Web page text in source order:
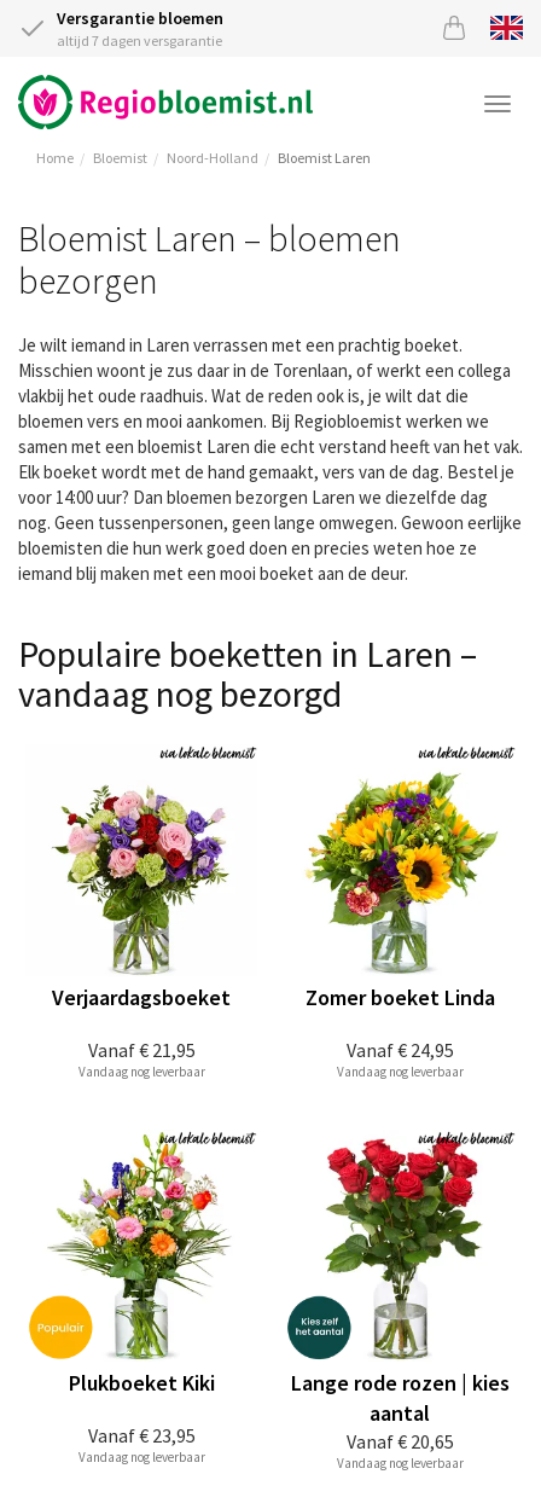
Versgarantie bloemen
altijd 7 dagen versgarantie
Home Bloemist Noord-Holland Bloemist Laren
Bloemist Laren – bloemen
bezorgen
Je wilt iemand in Laren verrassen met een prachtig boeket.
Misschien woont je zus daar in de Torenlaan, of werkt een collega
vlakbij het oude raadhuis. Wat de reden ook is, je wilt dat die
bloemen vers en mooi aankomen. Bij Regiobloemist werken we
samen met een bloemist Laren die echt verstand heeft van het vak.
Elk boeket wordt met de hand gemaakt, vers van de dag. Bestel je
voor 14:00 uur? Dan bloemen bezorgen Laren we diezelfde dag
nog. Geen tussenpersonen, geen lange omwegen. Gewoon eerlijke
bloemisten die hun werk goed doen en precies weten hoe ze
iemand blij maken met een mooi boeket aan de deur.
Populaire boeketten in Laren –
vandaag nog bezorgd
Vanaf€ 21,95
Verjaardagsboeket
Vandaag nog leverbaar
Vanaf€ 24,95
Zomer boeket Linda
Vandaag nog leverbaar
Vanaf€ 23,95
Plukboeket Kiki
Vandaag nog leverbaar
Vanaf€ 20,65
Lange rode rozen | kies
aantal
Vandaag nog leverbaar